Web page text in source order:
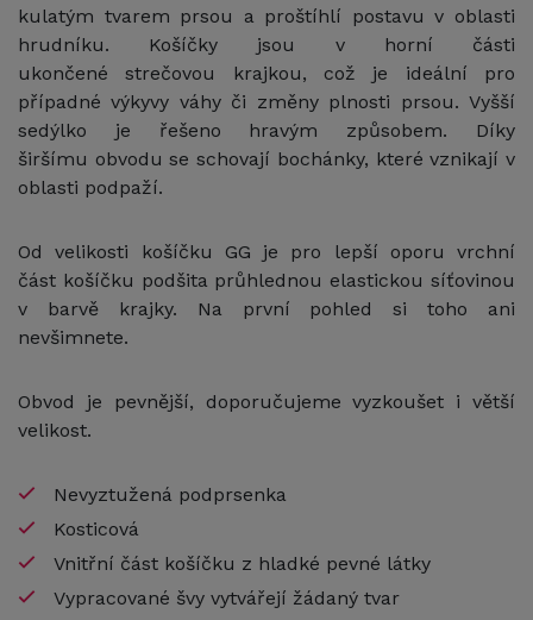
kulatým tvarem prsou a proštíhlí postavu v oblasti
hrudníku. Košíčky jsou v horní části
ukončené strečovou krajkou, což je ideální pro
případné výkyvy váhy či změny plnosti prsou. Vyšší
sedýlko je řešeno hravým způsobem. Díky
širšímu obvodu se schovají bochánky, které vznikají v
oblasti podpaží.
Od velikosti košíčku GG je pro lepší oporu vrchní
část košíčku podšita průhlednou elastickou síťovinou
v barvě krajky. Na první pohled si toho ani
nevšimnete.
Obvod je pevnější, doporučujeme vyzkoušet i větší
velikost.
Nevyztužená podprsenka
Kosticová
Vnitřní část košíčku z hladké pevné látky
Vypracované švy vytvářejí žádaný tvar